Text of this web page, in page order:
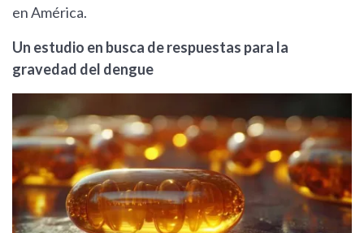
en América.
Un estudio en busca de respuestas para la
gravedad del dengue